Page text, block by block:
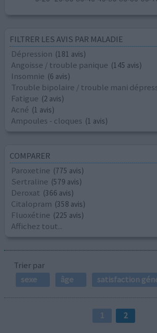
FILTRER LES AVIS PAR MALADIE
Dépression (181 avis)
Angoisse / trouble panique (145 avis)
Insomnie (6 avis)
Trouble bipolaire / trouble mani
Fatigue (2 avis)
Acné (1 avis)
Ampoules - cloques (1 avis)
COMPARER
Paroxetine (775 avis)
Sertraline (579 avis)
Deroxat (366 avis)
Citalopram (358 avis)
Fluoxétine (225 avis)
Affichez tout...
Trier par
sexe
âge satisfaction
1 2